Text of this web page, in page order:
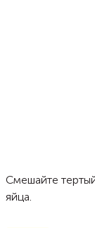
Смешайте
яйца.